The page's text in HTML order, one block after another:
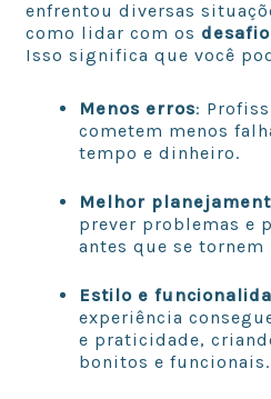
enfrentou diversas
como lidar com os
Isso significa que você
Menos erros:
cometem menos
tempo e dinheiro.
Melhor
prever problemas e
antes que se
Estilo e
experiência
e praticidade,
bonitos e funcionais.